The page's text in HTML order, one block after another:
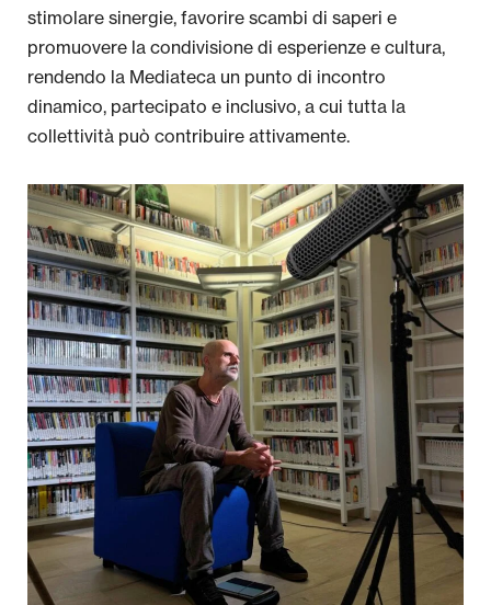
stimolare sinergie, favorire scambi di saperi e
promuovere la condivisione di esperienze e cultura,
rendendo la Mediateca un punto di incontro
dinamico, partecipato e inclusivo, a cui tutta la
collettività può contribuire attivamente.